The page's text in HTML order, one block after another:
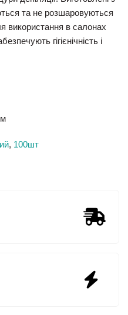
та не розшаровуються
використання в салонах
гігієнічність і
, 100шт